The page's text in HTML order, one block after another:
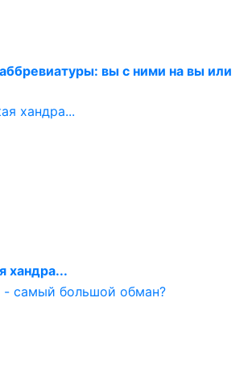
вы с ними на вы или
хандра...